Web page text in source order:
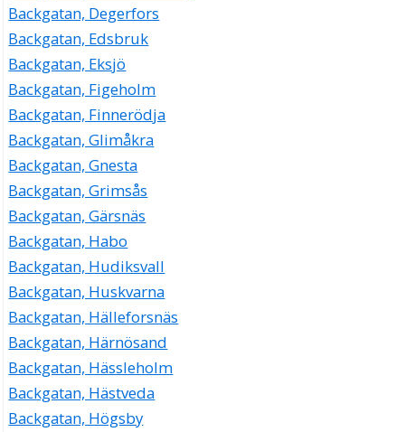
Backgatan, Degerfors
Backgatan, Edsbruk
Backgatan, Eksjö
Backgatan, Figeholm
Backgatan, Finnerödja
Backgatan, Glimåkra
Backgatan, Gnesta
Backgatan, Grimsås
Backgatan, Gärsnäs
Backgatan, Habo
Backgatan, Hudiksvall
Backgatan, Huskvarna
Backgatan, Hälleforsnäs
Backgatan, Härnösand
Backgatan, Hässleholm
Backgatan, Hästveda
Backgatan, Högsby